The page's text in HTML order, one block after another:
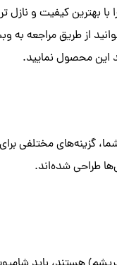
بهترین کیفیت و نازل
از طریق مراجعه
این محصول نمایید.
گزینه‌های مختلفی
طراحی شده‌اند.